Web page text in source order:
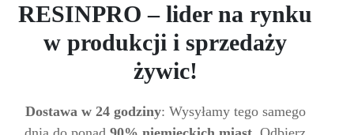
RESINPRO – lider na rynku
w produkcji i sprzedaży
żywic!
Dostawa w 24 godziny: Wysyłamy tego samego